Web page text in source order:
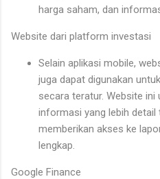
harga saham, dan
Website dari platform investasi
Selain aplikasi mobile,
juga dapat digunakan
secara teratur. Website ini
informasi yang lebih detail
memberikan akses ke
lengkap.
Google Finance